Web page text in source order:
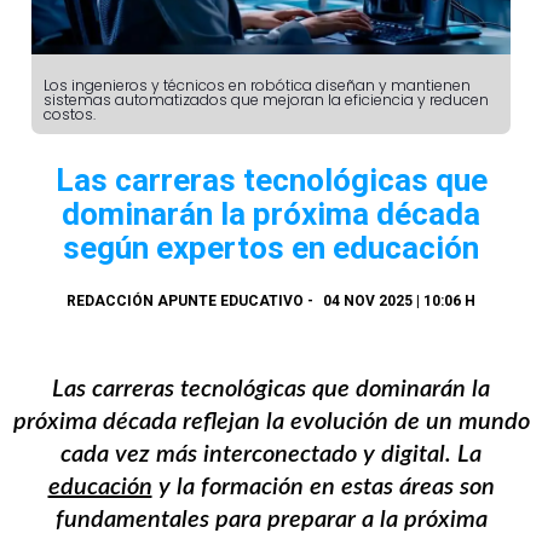
Los ingenieros y técnicos en robótica diseñan y mantienen
sistemas automatizados que mejoran la eficiencia y reducen
costos.
Las carreras tecnológicas que
dominarán la próxima década
según expertos en educación
REDACCIÓN APUNTE EDUCATIVO - 04 NOV 2025 | 10:06 H
Las carreras tecnológicas que dominarán la
próxima década reflejan la evolución de un mundo
cada vez más interconectado y digital. La
educación y la formación en estas áreas son
fundamentales para preparar a la próxima